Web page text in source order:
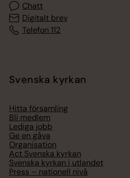
Chatt
Digitalt brev
Telefon 112
Svenska kyrkan
Hitta församling
Bli medlem
Lediga jobb
Ge en gåva
Organisation
Act Svenska kyrkan
Svenska kyrkan i utlandet
Press – nationell nivå